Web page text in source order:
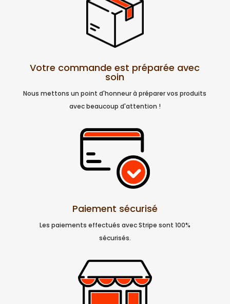
Votre commande est préparée avec
soin
Nous mettons un point d'honneur à préparer vos produits
avec beaucoup d'attention !
Paiement sécurisé
Les paiements effectués avec Stripe sont 100%
sécurisés.